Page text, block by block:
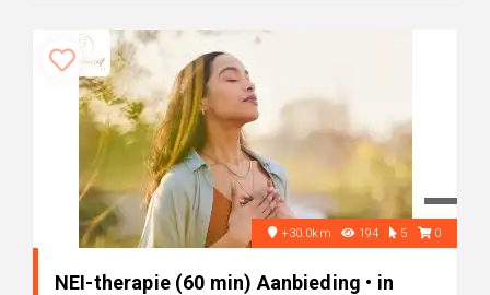
+30.0km 194 5 0
NEI-therapie (60 min) Aanbieding • in